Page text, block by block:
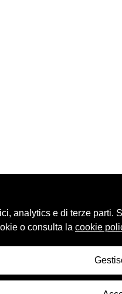
analytics e di terze
o consulta la cookie